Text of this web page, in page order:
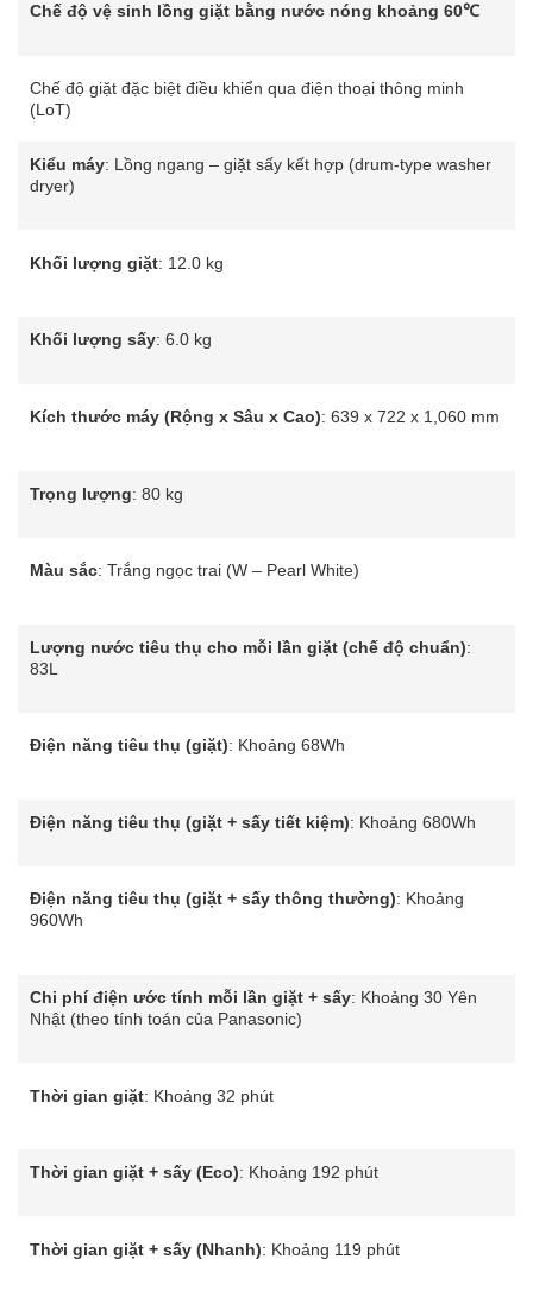
Chế độ vệ sinh lồng giặt bằng nước nóng khoảng 60℃
Chế độ giặt đặc biệt điều khiển qua điện thoại thông minh
(LoT)
Kiểu máy: Lồng ngang – giặt sấy kết hợp (drum-type washer
dryer)
Khối lượng giặt: 12.0 kg
Khối lượng sấy: 6.0 kg
Kích thước máy (Rộng x Sâu x Cao): 639 x 722 x 1,060 mm
Trọng lượng: 80 kg
Màu sắc: Trắng ngọc trai (W – Pearl White)
Lượng nước tiêu thụ cho mỗi lần giặt (chế độ chuẩn):
83L
Điện năng tiêu thụ (giặt): Khoảng 68Wh
Điện năng tiêu thụ (giặt + sấy tiết kiệm): Khoảng 680Wh
Điện năng tiêu thụ (giặt + sấy thông thường): Khoảng
960Wh
Chi phí điện ước tính mỗi lần giặt + sấy: Khoảng 30 Yên
Nhật (theo tính toán của Panasonic)
Thời gian giặt: Khoảng 32 phút
Thời gian giặt + sấy (Eco): Khoảng 192 phút
Thời gian giặt + sấy (Nhanh): Khoảng 119 phút